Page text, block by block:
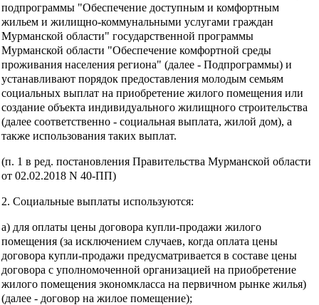
подпрограммы "Обеспечение доступным и комфортным
жильем и жилищно-коммунальными услугами граждан
Мурманской области" государственной программы
Мурманской области "Обеспечение комфортной среды
проживания населения региона" (далее - Подпрограммы) и
устанавливают порядок предоставления молодым семьям
социальных выплат на приобретение жилого помещения или
создание объекта индивидуального жилищного строительства
(далее соответственно - социальная выплата, жилой дом), а
также использования таких выплат.
(п. 1 в ред. постановления Правительства Мурманской области
от 02.02.2018 N 40-ПП)
2. Социальные выплаты используются:
а) для оплаты цены договора купли-продажи жилого
помещения (за исключением случаев, когда оплата цены
договора купли-продажи предусматривается в составе цены
договора с уполномоченной организацией на приобретение
жилого помещения экономкласса на первичном рынке жилья)
(далее - договор на жилое помещение);